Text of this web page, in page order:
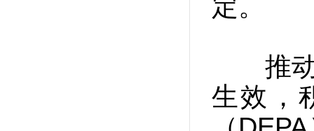
定。
推动
生效，